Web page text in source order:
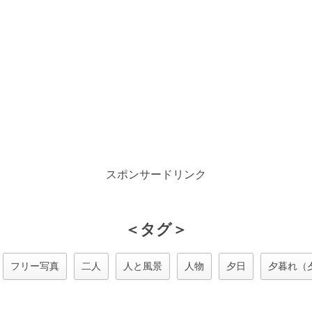
スポンサードリンク
＜タグ＞
フリー写真 二人 人と風景 人物 夕日 夕暮れ（